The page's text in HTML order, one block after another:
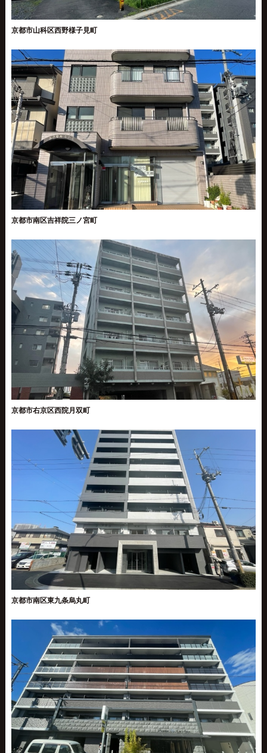
京都市山科区西野様子見町
京都市南区吉祥院三ノ宮町
京都市右京区西院月双町
京都市南区東九条烏丸町